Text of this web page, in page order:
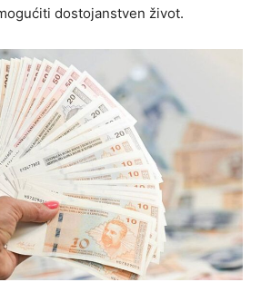
dostojanstven život.